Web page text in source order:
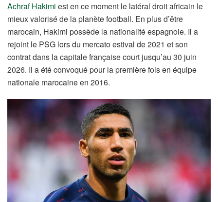
Achraf Hakimi est en ce moment le latéral droit africain le
mieux valorisé de la planète football. En plus d’être
marocain, Hakimi possède la nationalité espagnole. Il a
rejoint le PSG lors du mercato estival de 2021 et son
contrat dans la capitale française court jusqu’au 30 juin
2026. Il a été convoqué pour la première fois en équipe
nationale marocaine en 2016.